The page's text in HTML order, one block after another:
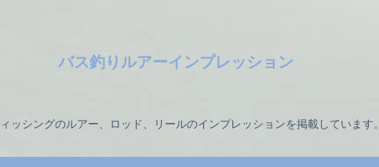
バス釣りルアーインプレッション
ッシングのルアー、ロッド、リールのインプレッションを掲載しています。